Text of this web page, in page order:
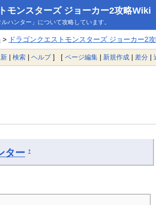
モンスターズ ジョーカー2攻略Wiki
ハンター」について攻略しています。
> ドラゴンクエストモンスターズ ジョーカー2
| 検索 | ヘルプ] [ ページ編集 | 新規作成 | 差分 |
ター †